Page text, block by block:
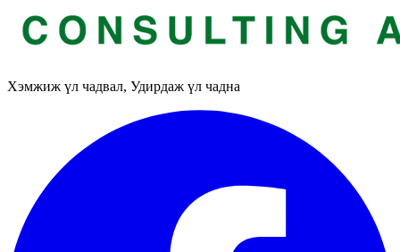
Хэмжиж үл чадвал, Удирдаж үл чадна